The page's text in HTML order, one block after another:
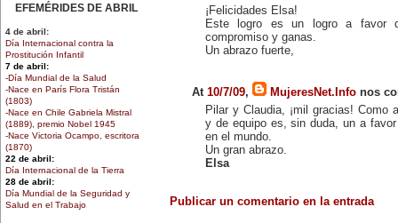
EFEMÉRIDES DE ABRIL
4 de abril:
Día Internacional contra la
Prostitución Infantil
7 de abril:
-Día Mundial de la Salud
-Nace en París Flora Tristán
(1803)
-Nace en Chile Gabriela Mistral
(1889), premio Nobel 1945
-Nace Victoria Ocampo, escritora
(1870)
22 de abril:
Día Internacional de la Tierra
28 de abril:
Día Mundial de la Seguridad y
Salud en el Trabajo
¡Felicidades Elsa!
Este logro es un logro a favor
compromiso y ganas.
Un abrazo fuerte,
At 10/7/09, MujeresNet.Info nos
Pilar y Claudia, ¡mil gracias! Como
y de equipo es, sin duda, un a
en el mundo.
Un gran abrazo.
Elsa
Publicar un comentario en la entrada